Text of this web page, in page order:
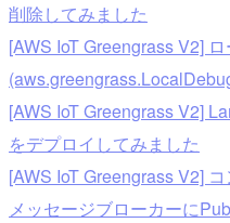
削除してみました
[AWS IoT Greengrass V2]
[AWS IoT Greengrass V2]
をデプロイしてみました
[AWS IoT Greengrass V2]
メッセージブローカーに